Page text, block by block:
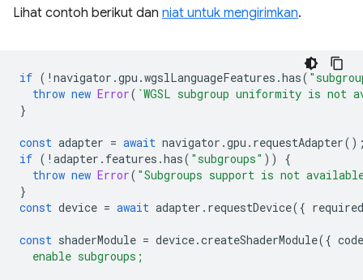
Lihat contoh berikut dan niat untuk mengirimkan.
if ( ! navigator .gpu .wgslLanguageFeatures .has(
throw new Error( `WGSL subgroup uniformity is not
}
const adapter = await navigator .gpu . requestAdapter
if ( ! adapter . features .has( "subgroups" ))
{
throw new Error( "Subgroups support is not
}
const device = await adapter . requestDevice({
const shaderModule = device.createShaderModule({ code
  enable subgroups;